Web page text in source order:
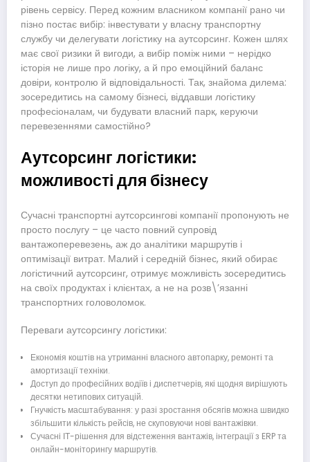
рівень сервісу. Перед кожним власником компанії рано чи
пізно постає вибір: інвестувати у власну транспортну
службу чи делегувати логістику на аутсорсинг. Кожен шлях
має свої ризики й вигоди, а вибір поміж ними – нерідко
історія не лише про логіку, а й про емоційний баланс
довіри, контролю й відповідальності. Так, знайома дилема:
зосередитись на самому бізнесі, віддавши логістику
професіоналам, чи будувати власний парк, керуючи
перевезеннями самостійно?
Аутсорсинг логістики:
можливості для бізнесу
Сучасні транспортні аутсорсингові компанії пропонують не
просто послугу – це часто повний супровід
вантажоперевезень, аж до аналітики маршрутів і
оптимізації витрат. Малий і середній бізнес, який обирає
логістичний аутсорсинг, отримує можливість зосередитись
на своїх продуктах і клієнтах, а не на розв\’язанні
транспортних головоломок.
Переваги аутсорсингу логістики:
Економія коштів на утриманні власного автопарку, ремонті та
амортизації техніки.
Доступ до професійних водіїв і диспетчерів, які щодня вирішують
десятки нетипових ситуацій.
Гнучкість масштабування: у разі зростання обсягів можна швидко
збільшити кількість рейсів, не скуповуючи нові вантажівки.
Сучасні ІТ-рішення для відстеження вантажів, інтеграції з ERP та
онлайн-моніторингу маршрутів.